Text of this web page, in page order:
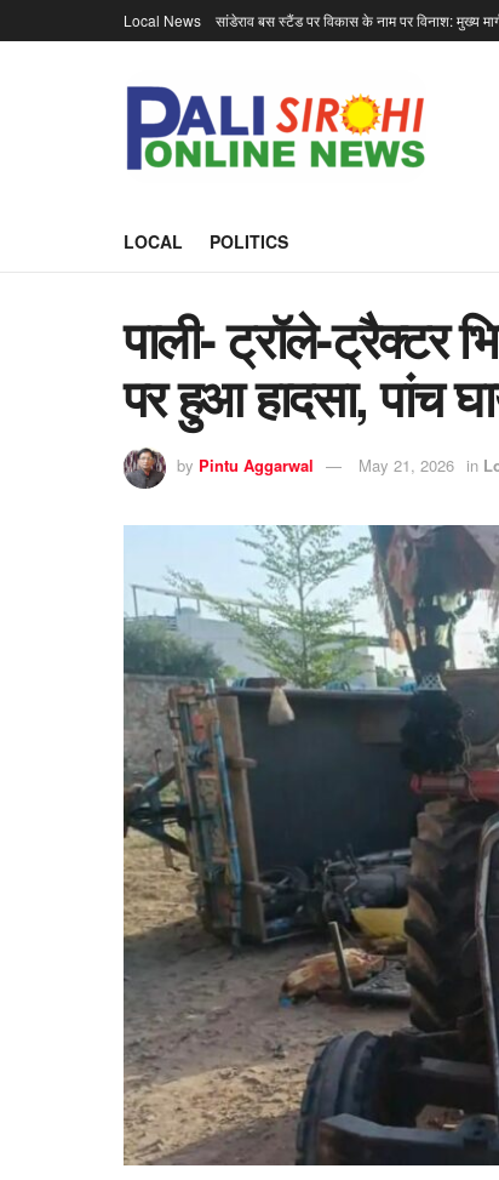
Local News सांडेराव बस स्टैंड पर विकास के नाम पर विनाश: मुख्य
LOCAL POLITICS
पाली- ट्रॉले-ट्रैक्टर
पर हुआ हादसा, पांच
by Pintu Aggarwal May 21, 2026 in